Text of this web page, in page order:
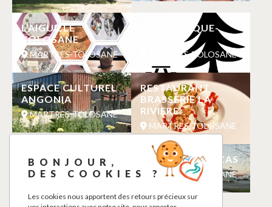
L’AIGUILLE
TOLOSANE
MARTRES-TOLOSANE
AIRE DE PIQUE-
MARTRES-TOLOSANE
ESPACE CULTUREL
ANGONIA
MARTRES-TOLOSANE
RESTAURANT
BRASSERIE LA
RIVIERE
MARTRES-TOLOSANE
MAUVAISE GRAINE
TATTOO SHOP
KIOSQUE A PIZZAS
MARTRES-TOLOSANE
BONJOUR,
DES COOKIES ?
Les cookies nous apportent des retours précieux sur